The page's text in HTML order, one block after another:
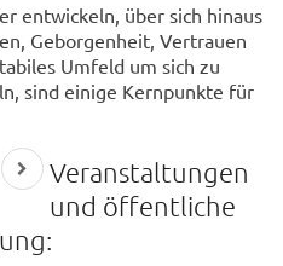
entwickeln, über sich hinaus
Geborgenheit, Vertrauen
Umfeld um sich zu
sind einige Kernpunkte für
Veranstaltungen
und öffentliche